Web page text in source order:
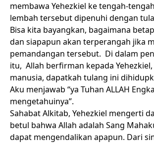
membawa Yehezkiel ke tengah-
lembah tersebut dipenuhi dengan
Bisa kita bayangkan, bagaimana
dan siapapun akan terperangah jika
pemandangan tersebut. Di dalam
itu, Allah berfirman kepada
manusia, dapatkah tulang ini
Aku menjawab “ya Tuhan ALLAH
mengetahuinya”.
Sahabat Alkitab, Yehezkiel mengerti
betul bahwa Allah adalah Sang
dapat mengendalikan apapun. Dari